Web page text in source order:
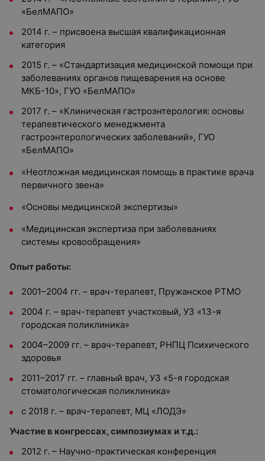
«БелМАПО»
2014 г. – присвоена высшая квалификационная
категория
2015 г. – «Стандартизация медицинской помощи при
заболеваниях органов пищеварения на основе
МКБ-10», ГУО «БелМАПО»
2017 г. – «Клиническая гастроэнтерология: основы
терапевтического менеджмента
гастроэнтерологических заболеваний», ГУО
«БелМАПО»
«Неотложная медицинская помощь в практике врача
первичного звена»
«Основы медицинской экспертизы»
«Медицинская экспертиза при заболеваниях
системы кровообращения»
Опыт работы:
2001–2004 гг. – врач-терапевт, Пружанское РТМО
2004 г. – врач-терапевт участковый, УЗ «13-я
городская поликлиника»
2004–2009 гг. – врач-терапевт, РНПЦ Психического
здоровья
2011–2017 гг. – главный врач, УЗ «5-я городская
стоматологическая поликлиника»
с 2018 г. – врач-терапевт, МЦ «ЛОДЭ»
Участие в конгрессах, симпозиумах и т.д.:
2012 г. – Научно-практическая конференция